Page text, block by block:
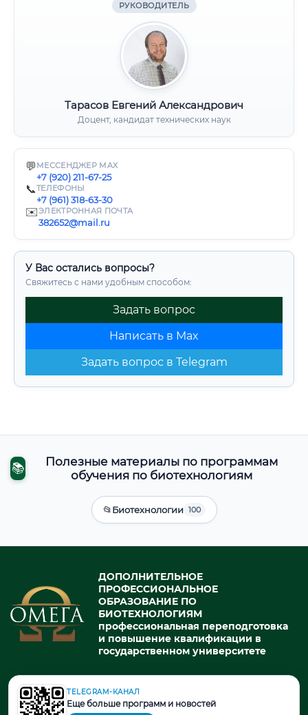
РУКОВОДИТЕЛЬ
Тарасов Евгений Александрович
Доцент, кандидат технических наук
💬 МЕССЕНДЖЕР MAX
+7 (920) 211-67-25
📞ТЕЛЕФОНЫ
+7 (961) 318-63-30
✉️ЭЛЕКТРОННАЯ ПОЧТА
382652@mail.ru
У Вас остались вопросы?
Свяжитесь с нами удобным способом:
Задать вопрос
Написать в Max
Задать вопрос в Telegram
📚
Полезные материалы по программам
обучения по биотехнологиям
📂Биотехнологии 100
ДОПОЛНИТЕЛЬНОЕ
ПРОФЕССИОНАЛЬНОЕ
ОБРАЗОВАНИЕ ПО
БИОТЕХНОЛОГИЯМ
профессиональная переподготовка
и повышение квалификации в
государственном университете
© 2026. При использовании материалов портала активная ссылка
на источник обязательна.
TELEGRAM-КАНАЛ
Еще больше программ и новостей